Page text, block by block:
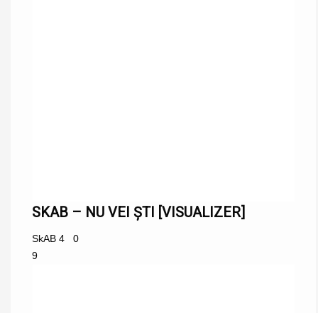
SKAB – NU VEI ȘTI [VISUALIZER]
SkAB 4
0
9